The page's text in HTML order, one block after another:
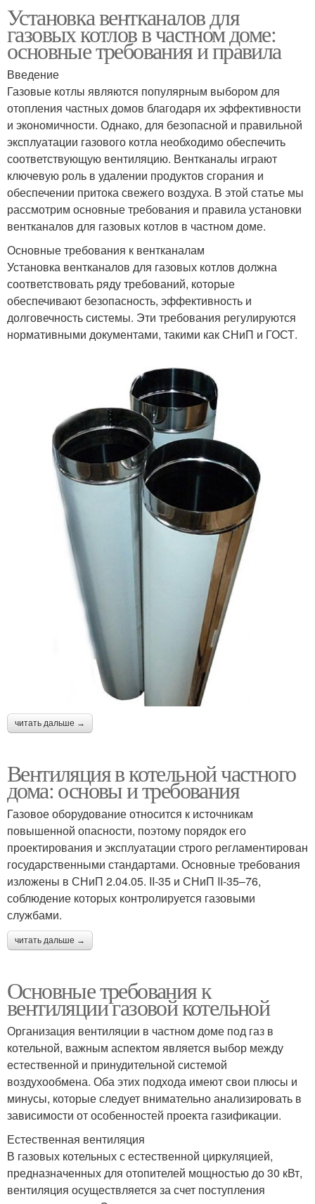
Установка вентканалов для
газовых котлов в частном доме:
основные требования и правила
Введение
Газовые котлы являются популярным выбором для
отопления частных домов благодаря их эффективности
и экономичности. Однако, для безопасной и правильной
эксплуатации газового котла необходимо обеспечить
соответствующую вентиляцию. Вентканалы играют
ключевую роль в удалении продуктов сгорания и
обеспечении притока свежего воздуха. В этой статье мы
рассмотрим основные требования и правила установки
вентканалов для газовых котлов в частном доме.
Основные требования к вентканалам
Установка вентканалов для газовых котлов должна
соответствовать ряду требований, которые
обеспечивают безопасность, эффективность и
долговечность системы. Эти требования регулируются
нормативными документами, такими как СНиП и ГОСТ.
читать дальше →
Вентиляция в котельной частного
дома: основы и требования
Газовое оборудование относится к источникам
повышенной опасности, поэтому порядок его
проектирования и эксплуатации строго регламентирован
государственными стандартами. Основные требования
изложены в СНиП 2.04.05. II-35 и СНиП II-35–76,
соблюдение которых контролируется газовыми
службами.
читать дальше →
Основные требования к
вентиляции газовой котельной
Организация вентиляции в частном доме под газ в
котельной, важным аспектом является выбор между
естественной и принудительной системой
воздухообмена. Оба этих подхода имеют свои плюсы и
минусы, которые следует внимательно анализировать в
зависимости от особенностей проекта газификации.
Естественная вентиляция
В газовых котельных с естественной циркуляцией,
предназначенных для отопителей мощностью до 30 кВт,
вентиляция осуществляется за счет поступления